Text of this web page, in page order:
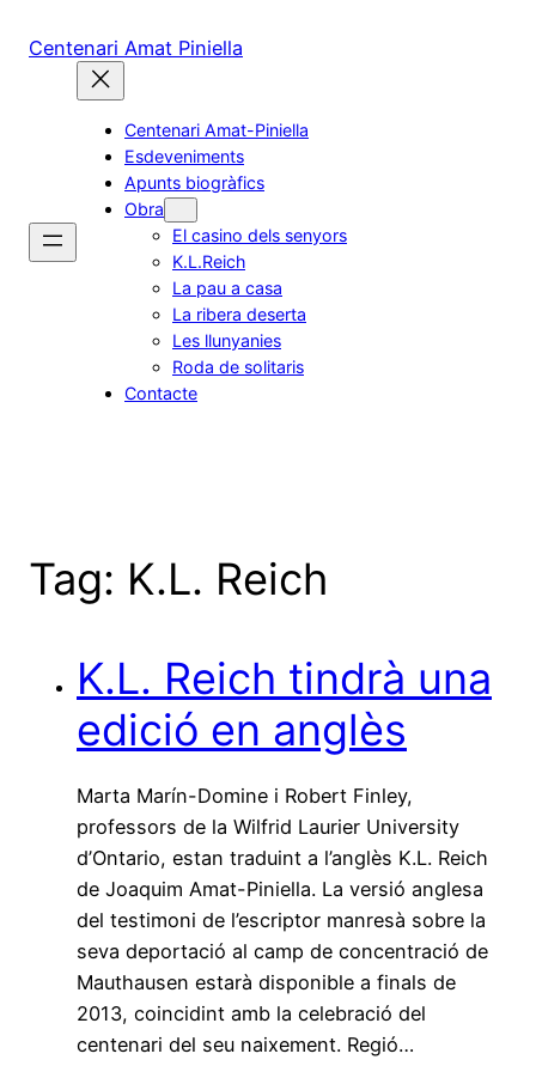
Centenari Amat Piniella
Centenari Amat-Piniella
Esdeveniments
Apunts biogràfics
Obra
El casino dels senyors
K.L.Reich
La pau a casa
La ribera deserta
Les llunyanies
Roda de solitaris
Contacte
Tag: K.L. Reich
K.L. Reich tindrà una
edició en anglès
Marta Marín-Domine i Robert Finley,
professors de la Wilfrid Laurier University
d’Ontario, estan traduint a l’anglès K.L. Reich
de Joaquim Amat-Piniella. La versió anglesa
del testimoni de l’escriptor manresà sobre la
seva deportació al camp de concentració de
Mauthausen estarà disponible a finals de
2013, coincidint amb la celebració del
centenari del seu naixement. Regió…